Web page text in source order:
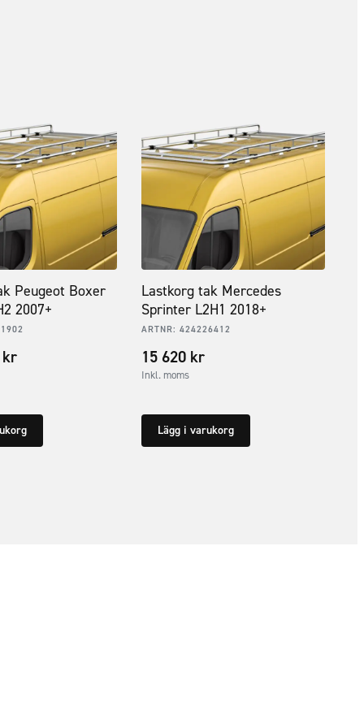
Peugeot Boxer
2007+
kr
Lastkorg tak Mercedes
Sprinter L2H1 2018+
ARTNR:424226412
15 620 kr
Inkl. moms
Lägg i varukorg